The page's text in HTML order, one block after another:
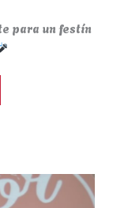
para un festín